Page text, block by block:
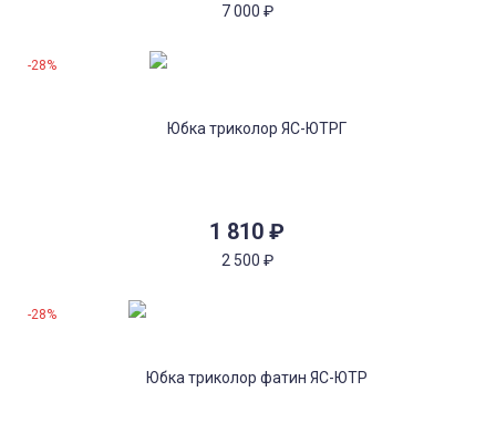
7 000 ₽
1 810 ₽
2 500 ₽
-28%
-28%